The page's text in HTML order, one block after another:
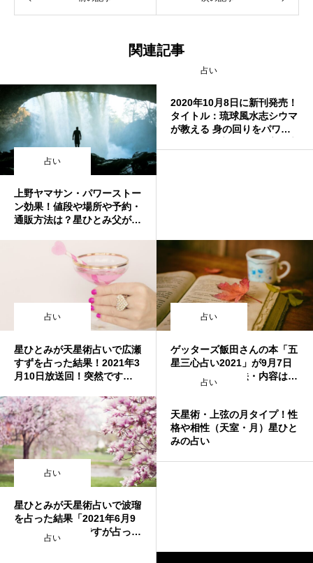
関連記事
占い
上野ヤマサン・パワーストー
ン効果！値段や場所や予約・
通販方法は？星ひとみ父が運
占い
2020年10月8日に新刊発売！
タイトル：琉球風水志シウマ
が教える 身の回りをパワー
占い
星ひとみが天星術占いで広瀬
すずを占った結果！2021年3
月10日放送回！突然ですが
占い
ゲッターズ飯田さんの本「五
星三心占い2021」が9月7日
に発売！予約方法・内容は？
ボリューム沢山らしい
占い
星ひとみが天星術占いで波瑠
を占った結果「2021年6月9
日放送回」突然ですが占って
もいいですか？
占い
天星術・上弦の月タイプ！性
格や相性（天室・月）星ひと
みの占い
占い